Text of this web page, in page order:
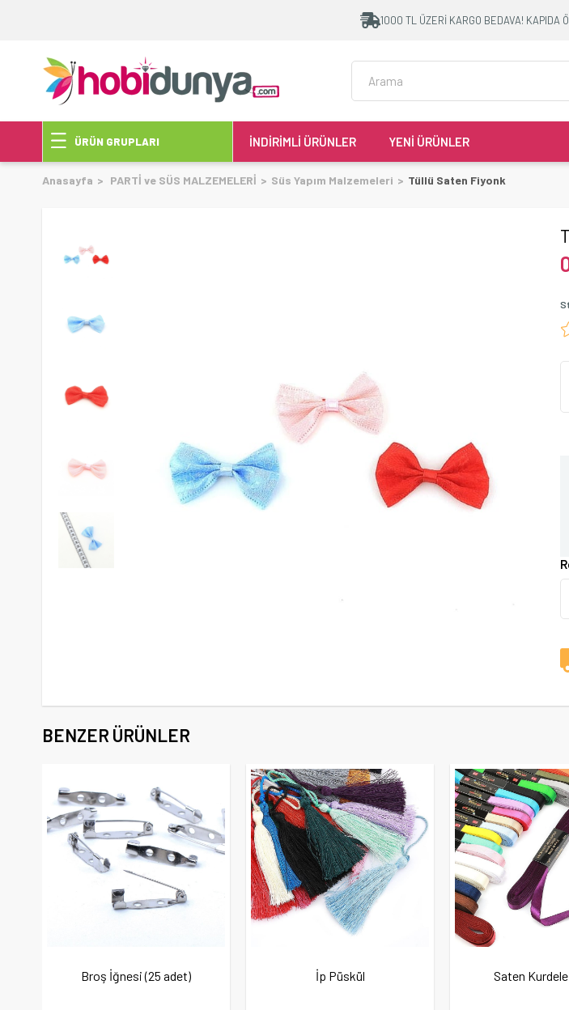
1000 TL ÜZERİ KARGO BEDAVA! KAPIDA
ÜRÜN GRUPLARI İNDİRİMLİ ÜRÜNLER YENİ ÜRÜNLER
Anasayfa PARTİ ve SÜS MALZEMELERİ Süs Yapım Malzemeleri Tüllü Saten Fiyonk
BENZER ÜRÜNLER
Broş İğnesi (25 adet) İp Püskül Saten Kurdele